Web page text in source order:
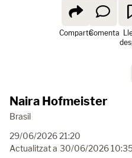
ComparteComenta
Naira Hofmeister
Brasil
29/06/2026 21:20
Actualitzat a 30/06/2026